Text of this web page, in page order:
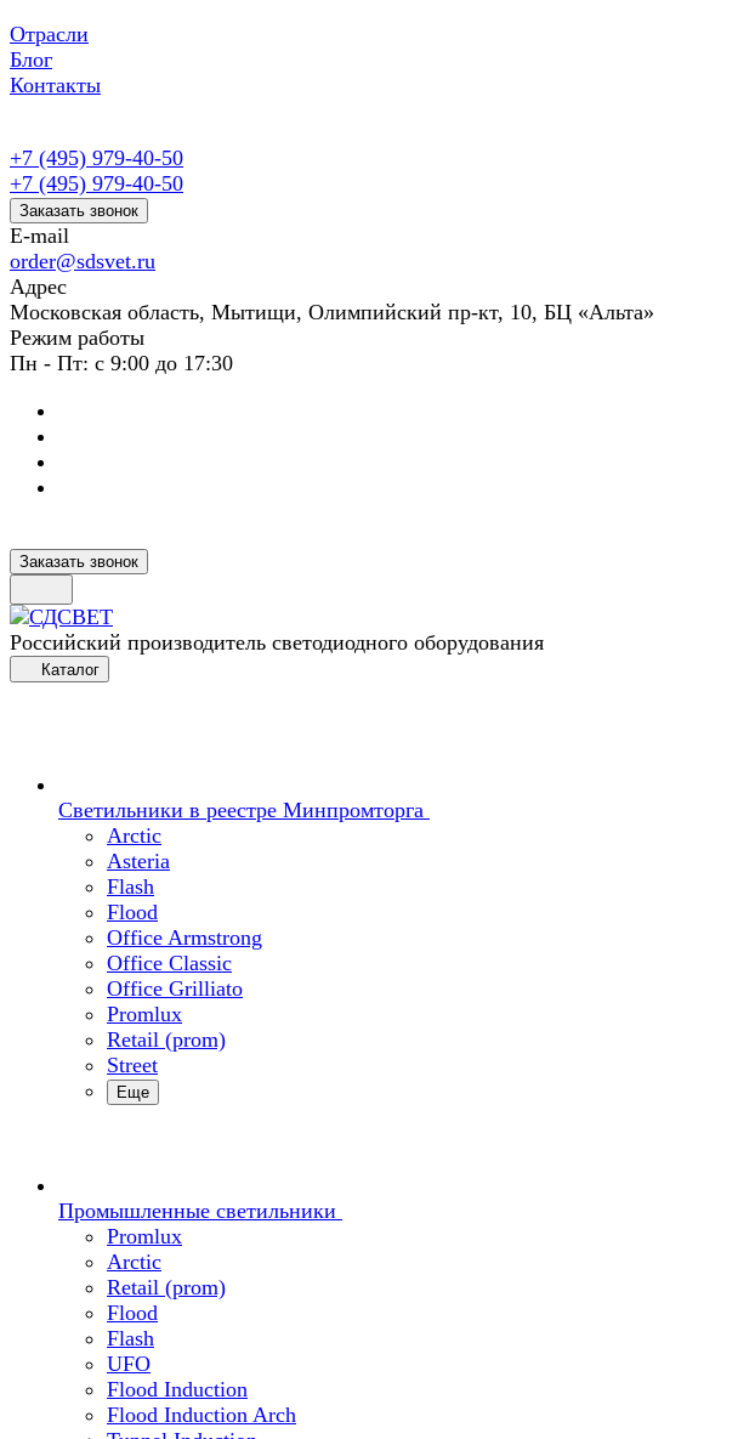
Отрасли
Блог
Контакты
+7 (495) 979-40-50
+7 (495) 979-40-50
Заказать звонок
E-mail
order@sdsvet.ru
Адрес
Московская область, Мытищи, Олимпийский пр-кт, 10, БЦ «Альта»
Режим работы
Пн - Пт: с 9:00 до 17:30
Заказать звонок
Российский производитель светодиодного оборудования
Каталог
Светильники в реестре Минпромторга
Arctic
Asteria
Flash
Flood
Office Armstrong
Office Classic
Office Grilliato
Promlux
Retail (prom)
Street
Еще
Промышленные светильники
Promlux
Arctic
Retail (prom)
Flood
Flash
UFO
Flood Induction
Flood Induction Arch